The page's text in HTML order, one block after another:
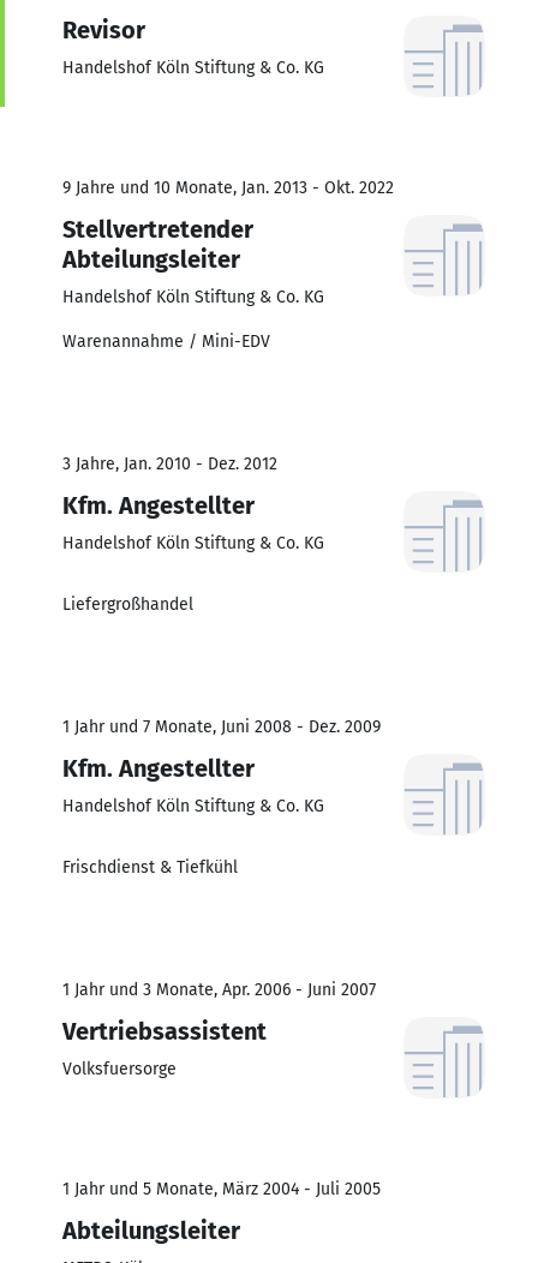
Revisor
Handelshof Köln Stiftung & Co. KG
9 Jahre und 10 Monate, Jan. 2013 - Okt. 2022
Stellvertretender
Abteilungsleiter
Handelshof Köln Stiftung & Co. KG
Warenannahme / Mini-EDV
3 Jahre, Jan. 2010 - Dez. 2012
Kfm. Angestellter
Handelshof Köln Stiftung & Co. KG
Liefergroßhandel
1 Jahr und 7 Monate, Juni 2008 - Dez. 2009
Kfm. Angestellter
Handelshof Köln Stiftung & Co. KG
Frischdienst & Tiefkühl
1 Jahr und 3 Monate, Apr. 2006 - Juni 2007
Vertriebsassistent
Volksfuersorge
1 Jahr und 5 Monate, März 2004 - Juli 2005
Abteilungsleiter